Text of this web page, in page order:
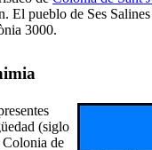
El pueblo de Ses Salines
3000.
(siglo
Colonia de